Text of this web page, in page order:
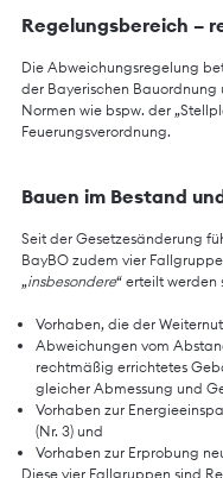
Regelungsbereich –
Die Abweichungsregelung
der Bayerischen
Normen wie bspw. der
Feuerungsverordnung.
Bauen im Bestand
Seit der Gesetzesänderung
BayBO zudem vier
„insbesondere“ erteilt werden
Vorhaben, die der
Abweichungen vom
rechtmäßig errichtetes
gleicher Abmessung und
Vorhaben zur
(Nr. 3) und
Vorhaben zur Erprobung
Diese vier Fallgruppen sind